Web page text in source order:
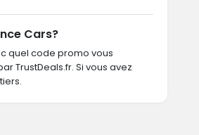
Cars?
quel code promo vous
TrustDeals.fr. Si vous avez